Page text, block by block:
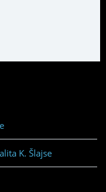
K. Šlajse